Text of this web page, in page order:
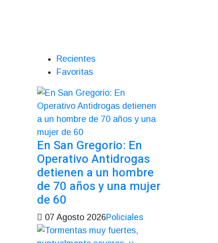
Recientes
Favoritas
En San Gregorio: En
Operativo Antidrogas
detienen a un hombre
de 70 años y una mujer
de 60
07 Agosto 2026Policiales